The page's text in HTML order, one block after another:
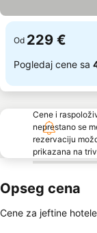
Od 229 €
Pogledaj cene sa
Cene i
neprestano se
rezervaciju
prikazana na
Opseg cena
Cene za jeftine